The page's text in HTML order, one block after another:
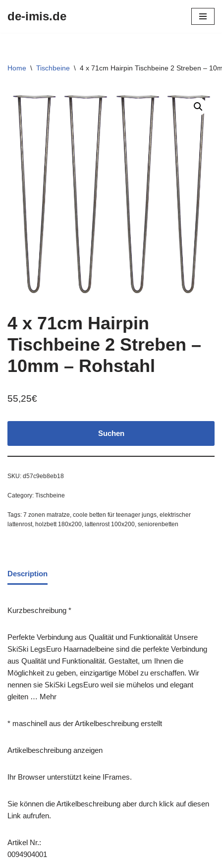
de-imis.de
Home \ Tischbeine \ 4 x 71cm Hairpin Tischbeine 2 Streben –
4 x 71cm Hairpin
Tischbeine 2 Streben –
10mm – Rohstahl
55,25€
Suchen
SKU: d57c9eb8eb18
Category: Tischbeine
Tags: 7 zonen matratze, coole betten für teenager jungs, elektrischer
lattenrost, holzbett 180x200, lattenrost 100x200, seniorenbetten
Description
Kurzbeschreibung *
Perfekte Verbindung aus Qualität und Funktionalität Unsere
SkiSki LegsEuro Haarnadelbeine sind die perfekte Verbindung
aus Qualität und Funktionalität. Gestaltet, um Ihnen die
Möglichkeit zu geben, einzigartige Möbel zu erschaffen. Wir
nennen sie SkiSki LegsEuro weil sie mühelos und elegant
gleiten … Mehr
* maschinell aus der Artikelbeschreibung erstellt
Artikelbeschreibung anzeigen
Ihr Browser unterstützt keine IFrames.
Sie können die Artikelbeschreibung aber durch klick auf diesen
Link aufrufen.
Artikel Nr.:
0094904001